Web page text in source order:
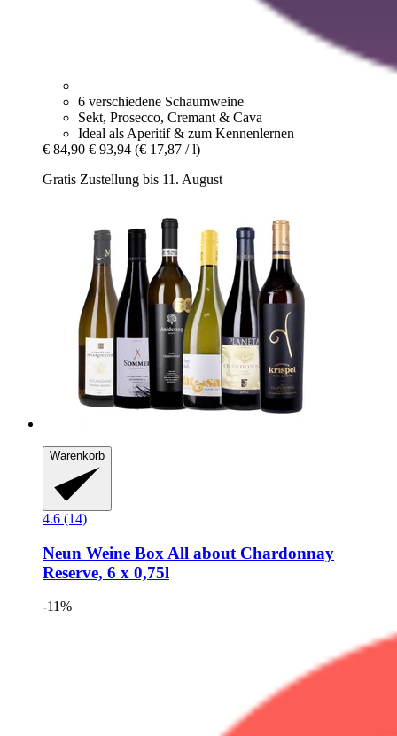
6 verschiedene Schaumweine
Sekt, Prosecco, Cremant & Cava
Ideal als Aperitif & zum Kennenlernen
€ 84,90 € 93,94 (€ 17,87 / l)
Gratis Zustellung bis 11. August
Warenkorb
4.6 (14)
Neun Weine Box All about Chardonnay
Reserve, 6 x 0,75l
-11%